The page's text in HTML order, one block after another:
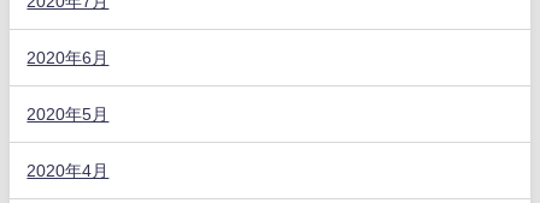
2020年6月
2020年5月
2020年4月